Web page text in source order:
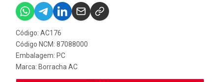
Código: AC176
Código NCM: 87088000
Embalagem: PC
Marca: Borracha AC